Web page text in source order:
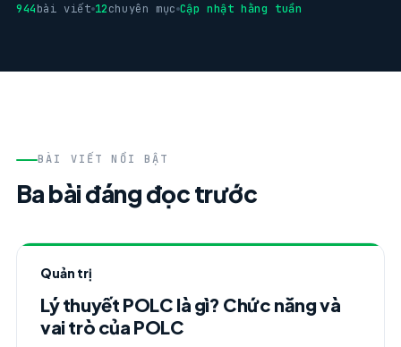
944bài viết 12chuyên mục Cập nhật hằng tuần
BÀI VIẾT NỔI BẬT
Ba bài đáng đọc trước
Quản trị
Lý thuyết POLC là gì? Chức năng và
vai trò của POLC